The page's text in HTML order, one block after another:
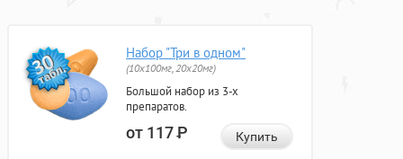
Набор "Три в одном"
(10x100мг, 20x20мг)
Большой набор из 3-х
препаратов.
от 117Р Купить